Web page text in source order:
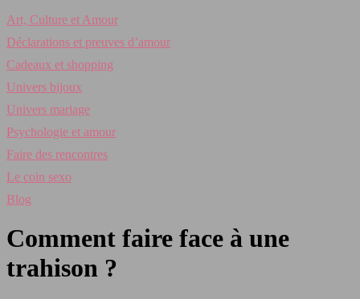
Art, Culture et Amour
Déclarations et preuves d’amour
Cadeaux et shopping
Univers bijoux
Univers mariage
Psychologie et amour
Faire des rencontres
Le coin sexo
Blog
Comment faire face à une
trahison ?